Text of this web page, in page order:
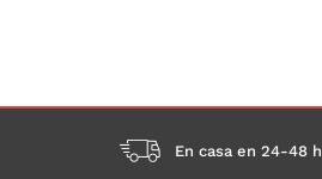
En casa en 24-48 h